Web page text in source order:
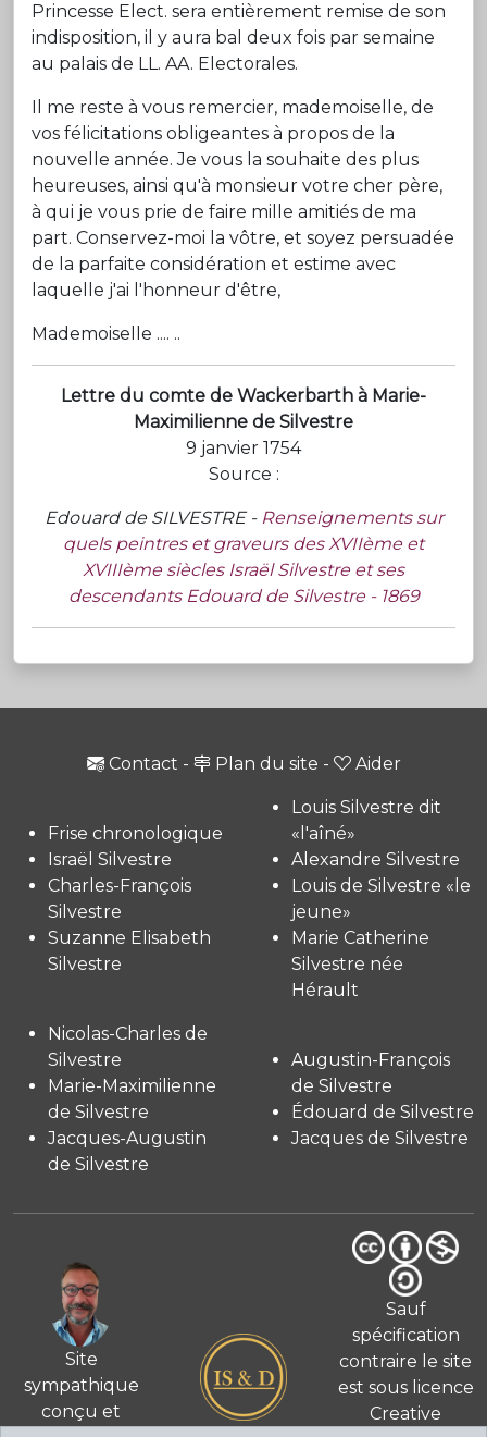
Princesse Elect. sera entièrement remise de son
indisposition, il y aura bal deux fois par semaine
au palais de LL. AA. Electorales.
Il me reste à vous remercier, mademoiselle, de
vos félicitations obligeantes à propos de la
nouvelle année. Je vous la souhaite des plus
heureuses, ainsi qu'à monsieur votre cher père,
à qui je vous prie de faire mille amitiés de ma
part. Conservez-moi la vôtre, et soyez persuadée
de la parfaite considération et estime avec
laquelle j'ai l'honneur d'être,
Mademoiselle .... ..
Lettre du comte de Wackerbarth à Marie-
Maximilienne de Silvestre
9 janvier 1754
Source :
Edouard de SILVESTRE - Renseignements sur
quels peintres et graveurs des XVIIème et
XVIIIème siècles Israël Silvestre et ses
descendants Edouard de Silvestre - 1869
Contact - Plan du site - Aider
Frise chronologique
Israël Silvestre
Charles-François
Silvestre
Suzanne Elisabeth
Silvestre
Louis Silvestre dit
«l'aîné»
Alexandre Silvestre
Louis de Silvestre «le
jeune»
Marie Catherine
Silvestre née
Hérault
Nicolas-Charles de
Silvestre
Marie-Maximilienne
de Silvestre
Jacques-Augustin
de Silvestre
Augustin-François
de Silvestre
Édouard de Silvestre
Jacques de Silvestre
Site
sympathique
conçu et
Sauf
spécification
contraire le site
est sous licence
Creative